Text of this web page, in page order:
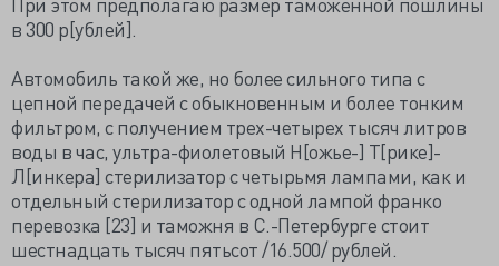
в 300 р[ублей].
Автомобиль такой же, но более сильного типа с
цепной передачей с обыкновенным и более тонким
фильтром, с получением трех-четырех тысяч литров
воды в час, ультра-фиолетовый Н[ожье-] Т[рике]-
Л[инкера] стерилизатор с четырьмя лампами, как и
отдельный стерилизатор с одной лампой франко
перевозка [23] и таможня в С.-Петербурге стоит
шестнадцать тысяч пятьсот /16.500/ рублей.